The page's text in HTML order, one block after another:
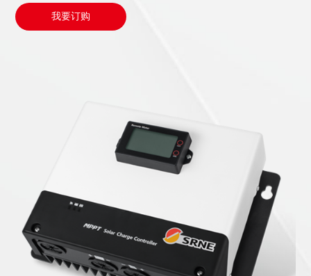
我要订购